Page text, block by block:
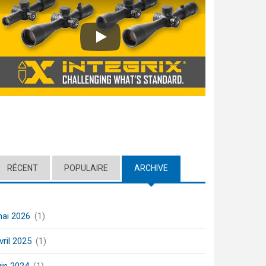
Play
RÉCENT POPULAIRE ARCHIVE
2026 (1)
2025 (1)